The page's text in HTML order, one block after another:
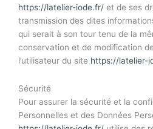
https://latelier-iode.fr/ et de ses
transmission des dites
qui serait à son tour tenu de la
conservation et de modification
l’utilisateur du site https://latelier-
Sécurité
Pour assurer la sécurité et la
Personnelles et des Données